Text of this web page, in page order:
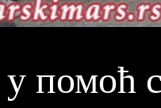
помоћ